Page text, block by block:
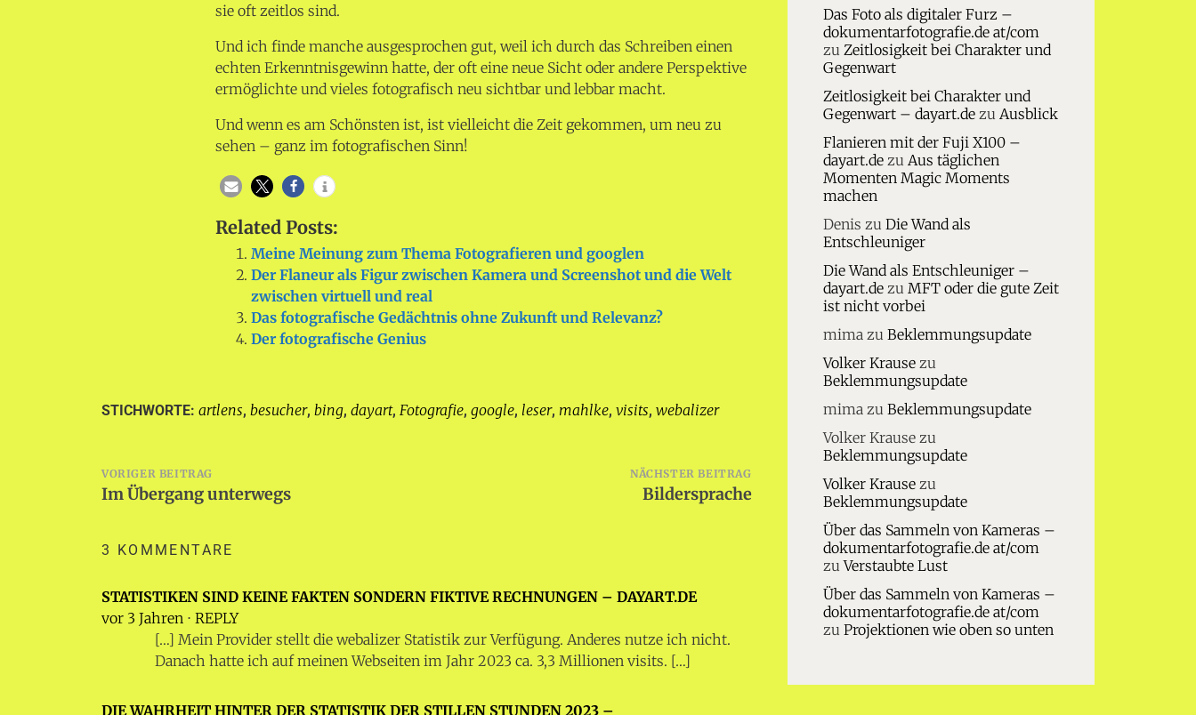
sie oft zeitlos sind.
Und ich finde manche ausgesprochen gut, weil ich durch das Schreiben einen
echten Erkenntnisgewinn hatte, der oft eine neue Sicht oder andere Perspektive
ermöglichte und vieles fotografisch neu sichtbar und lebbar macht.
Und wenn es am Schönsten ist, ist vielleicht die Zeit gekommen, um neu zu
sehen – ganz im fotografischen Sinn!
Related Posts:
Meine Meinung zum Thema Fotografieren und googlen
Der Flaneur als Figur zwischen Kamera und Screenshot und die Welt
zwischen virtuell und real
Das fotografische Gedächtnis ohne Zukunft und Relevanz?
Der fotografische Genius
STICHWORTE: artlens, besucher, bing, dayart, Fotografie, google, leser, mahlke, visits, webalizer
Beitragsnavigation
VORIGER BEITRAG
Im Übergang unterwegs
NÄCHSTER BEITRAG
Bildersprache
3 KOMMENTARE
STATISTIKEN SIND KEINE FAKTEN SONDERN FIKTIVE RECHNUNGEN – DAYART.DE
vor 3 Jahren ⋅ REPLY
[…] Mein Provider stellt die webalizer Statistik zur Verfügung. Anderes nutze ich nicht.
Danach hatte ich auf meinen Webseiten im Jahr 2023 ca. 3,3 Millionen visits. […]
DIE WAHRHEIT HINTER DER STATISTIK DER STILLEN STUNDEN 2023 –
Das Foto als digitaler Furz –
dokumentarfotografie.de at/com
zu Zeitlosigkeit bei Charakter und
Gegenwart
Zeitlosigkeit bei Charakter und
Gegenwart – dayart.dezu Ausblick
Flanieren mit der Fuji X100 –
dayart.dezu Aus täglichen
Momenten Magic Moments
machen
Denis zu Die Wand als
Entschleuniger
Die Wand als Entschleuniger –
dayart.dezu MFT oder die gute Zeit
ist nicht vorbei
mimazu Beklemmungsupdate
Volker Krausezu
Beklemmungsupdate
mimazu Beklemmungsupdate
Volker Krausezu
Beklemmungsupdate
Volker Krausezu
Beklemmungsupdate
Über das Sammeln von Kameras –
dokumentarfotografie.de at/com
zuVerstaubte Lust
Über das Sammeln von Kameras –
dokumentarfotografie.de at/com
zu Projektionen wie oben so unten